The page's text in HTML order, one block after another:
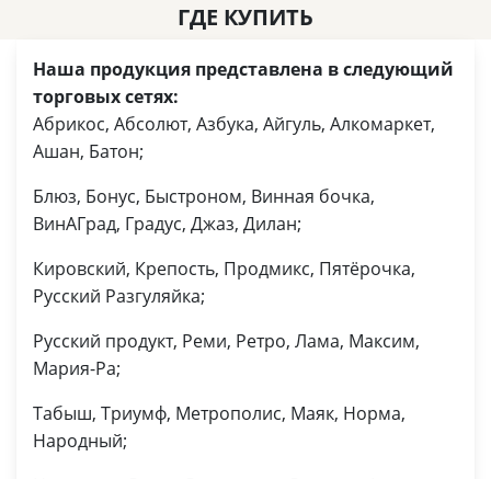
ГДЕ КУПИТЬ
Наша продукция представлена в следующий
торговых сетях:
Абрикос, Абсолют, Азбука, Айгуль, Алкомаркет,
Ашан, Батон;
Блюз, Бонус, Быстроном, Винная бочка,
ВинАГрад, Градус, Джаз, Дилан;
Кировский, Крепость, Продмикс, Пятёрочка,
Русский Разгуляйка;
Русский продукт, Реми, Ретро, Лама, Максим,
Мария-Ра;
Табыш, Триумф, Метрополис, Маяк, Норма,
Народный;